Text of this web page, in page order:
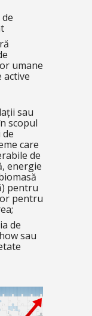
umane
active
sau
scopul
care
de
energie
pentru
pentru
de
sau